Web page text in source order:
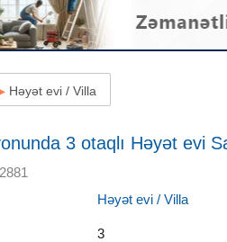
▸ Həyət evi / Villa
3 otaqlı Həyət evi
Həyət evi / Villa
3